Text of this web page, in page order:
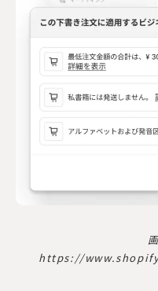
https://